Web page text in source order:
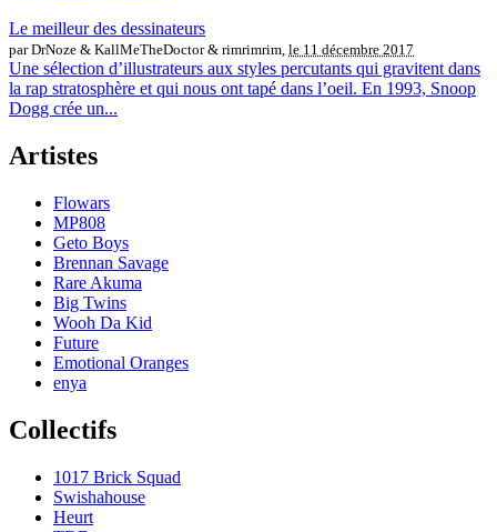
Le meilleur des dessinateurs
par DrNoze & KallMeTheDoctor & rimrimrim, le 11 décembre 2017
Une sélection d’illustrateurs aux styles percutants qui gravitent dans
la rap stratosphère et qui nous ont tapé dans l’oeil. En 1993, Snoop
Dogg crée un...
Artistes
Flowars
MP808
Geto Boys
Brennan Savage
Rare Akuma
Big Twins
Wooh Da Kid
Future
Emotional Oranges
enya
Collectifs
1017 Brick Squad
Swishahouse
Heurt